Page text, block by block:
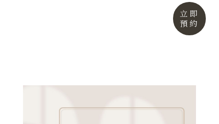
更新日期 : 2025-04-21
立即
預約